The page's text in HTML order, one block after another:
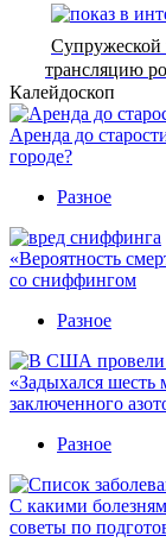
Супружеской
трансляцию
Калейдоскоп
Аренда до
городе?
Разное
«Вероятность
со сниффингом
Разное
«Задыхался
заключенного
Разное
С какими
советы по